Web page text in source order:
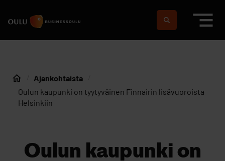
Etusivulle
Suomeksi
In english
Etusivu
Ajankohtaista
Oulun kaupunki on tyytyväinen Finnairin lisävuoroista
Helsinkiin
Oulun kaupunki on